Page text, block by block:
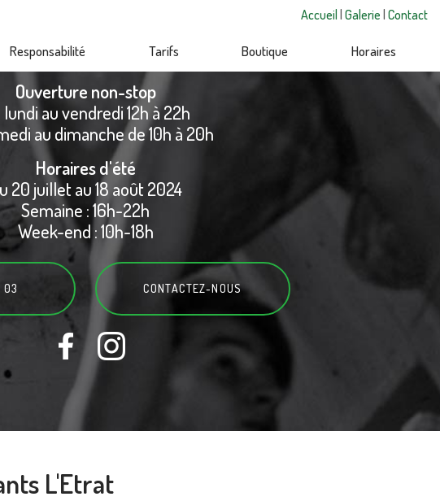
Accueil Galerie Contact
Responsabilité Tarifs Boutique Horaires
Ouverture non-stop
lundi au vendredi 12h à 22h
au dimanche de 10h à 20h
Horaires d'été
20 juillet au 18 août 2024
Semaine : 16h-22h
Week-end : 10h-18h
03 CONTACTEZ-NOUS
L'Etrat